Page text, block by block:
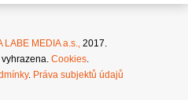
LABE MEDIA a.s.,
2017.
Cookies
. Práva subjektů údajů